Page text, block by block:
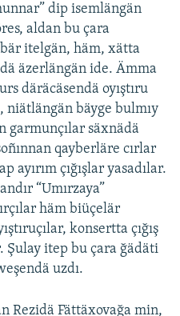
dip isemlängän
aldan bu çara
itelgän, häm, xätta
äzerlängän ide. Ämma
däräcäsendä oyıştıru
niätlängän bäyge bulmıy
garmunçılar säxnädä
qayberläre cırlar
ayırım çığışlar yasadılar.
“Umırzaya”
häm biüçelär
konsertta çığış
Şulay itep bu çara ğädäti
uzdı.
Rezidä Fättäxovağa min,